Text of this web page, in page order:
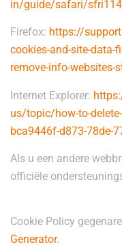
in/guide/safari/
Firefox: https://
cookies-and-site-data-
remove-info-websites-
Internet Explorer:
us/topic/how-to-
bca9446f-d873-78de-
Als u een andere
officiële
Cookie Policy
Generator.